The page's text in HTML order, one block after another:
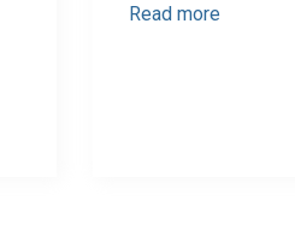
Read more